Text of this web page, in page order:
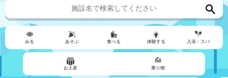
みる あそぶ 食べる 体験する 入浴・スパ
お土産 乗り物